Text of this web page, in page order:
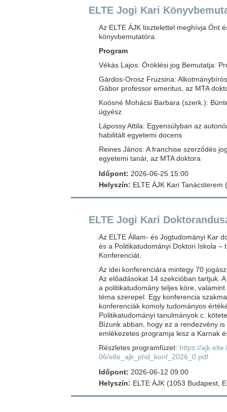
ELTE Jogi Kari
Az ELTE ÁJK tisztelettel meghívja Önt
könyvbemutatóra.
Program
Vékás Lajos: Öröklési jog Bemutatja:
Gárdos-Orosz Fruzsina:
Gábor professor emeritus, az MTA
Koósné Mohácsi Barbara (szerk.):
ügyész
Lápossy Attila: Egyensúlyban az
habilitált egyetemi docens
Reines János: A franchise szerződés
egyetemi tanár, az MTA doktora
Időpont: 2026-06-25 15:00
Helyszín: ELTE ÁJK Kari
ELTE Jogi Kari
Az ELTE Állam- és Jogtudományi Kar
és a Politikatudományi Doktori Iskola –
Konferenciát.
Az idei konferenciára mintegy 70
Az előadásokat 14 szekcióban tartjuk.
a politikatudomány teljes köre,
téma szerepel. Egy konferencia
konferenciák komoly tudományos
Politikatudományi tanulmányok c.
Bízunk abban, hogy ez a rendezvény
emlékezetes programja lesz a Karnak
Részletes programfüzet: https://
06/elte_ajk_phd_konf_2026_0.pdf
Időpont: 2026-06-12 09:00
Helyszín: ELTE ÁJK (1053 Budapest,